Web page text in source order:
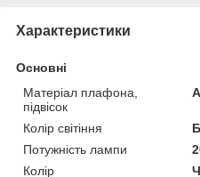
Характеристики
Основні
Матеріал плафона,
підвісок
Колір світіння
Потужність лампи
Колір